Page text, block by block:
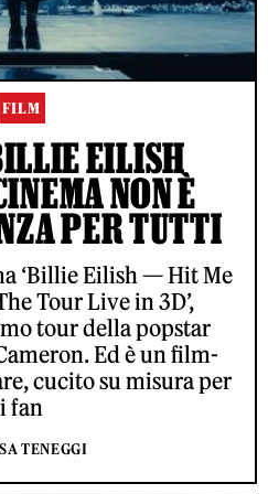
FILM
EILISH
NON È
PER TUTTI
‘Billie Eilish — Hit Me
Tour Live in 3D’,
tour della popstar
Ed è un film-
cucito su misura per
i fan
TENEGGI